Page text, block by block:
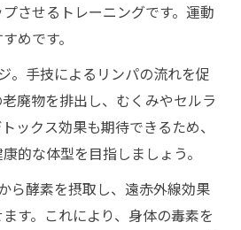
させるトレーニングです。運動
めです。
。手技によるリンパの流れを促
廃物を排出し、むくみやセルラ
ックス効果も期待できるため、
的な体型を目指しましょう。
ら酵素を摂取し、遠赤外線効果
す。これにより、身体の毒素を